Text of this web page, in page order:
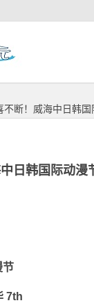
不断！威海中日韩
日韩国际动
节
7th